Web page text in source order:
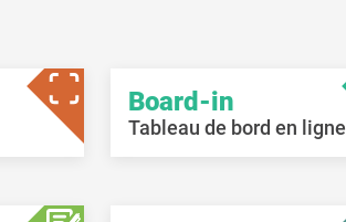
Board-in
Tableau de bord en ligne